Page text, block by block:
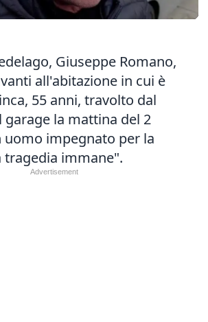
Giuseppe Romano,
all'abitazione in cui è
55 anni, travolto dal
garage la mattina del 2
uomo impegnato per la
tragedia immane".